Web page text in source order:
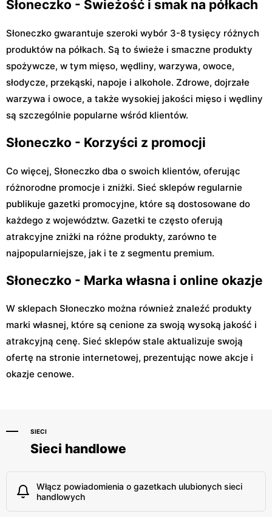
Słoneczko - Świeżość i smak na półkach
Słoneczko gwarantuje szeroki wybór 3-8 tysięcy różnych
produktów na półkach. Są to świeże i smaczne produkty
spożywcze, w tym mięso, wędliny, warzywa, owoce,
słodycze, przekąski, napoje i alkohole. Zdrowe, dojrzałe
warzywa i owoce, a także wysokiej jakości mięso i wędliny
są szczególnie popularne wśród klientów.
Słoneczko - Korzyści z promocji
Co więcej, Słoneczko dba o swoich klientów, oferując
różnorodne promocje i zniżki. Sieć sklepów regularnie
publikuje gazetki promocyjne, które są dostosowane do
każdego z województw. Gazetki te często oferują
atrakcyjne zniżki na różne produkty, zarówno te
najpopularniejsze, jak i te z segmentu premium.
Słoneczko - Marka własna i online okazje
W sklepach Słoneczko można również znaleźć produkty
marki własnej, które są cenione za swoją wysoką jakość i
atrakcyjną cenę. Sieć sklepów stale aktualizuje swoją
ofertę na stronie internetowej, prezentując nowe akcje i
okazje cenowe.
SIECI
Sieci handlowe
Włącz powiadomienia o gazetkach ulubionych sieci
handlowych